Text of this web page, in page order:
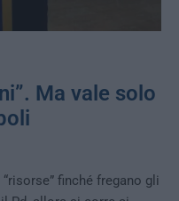
Ma vale solo
finché fregano gli